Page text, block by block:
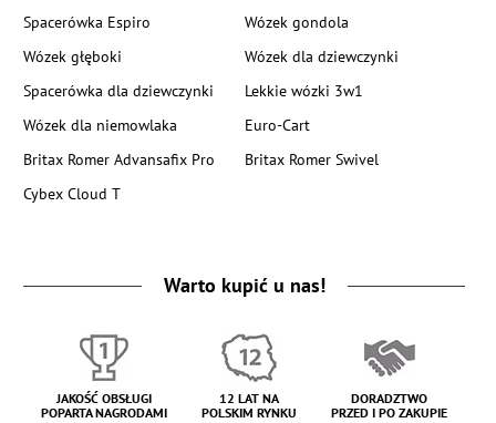
Spacerówka Espiro
Wózek gondola
Wózek głęboki
Wózek dla dziewczynki
Spacerówka dla dziewczynki
Lekkie wózki 3w1
Wózek dla niemowlaka
Euro-Cart
Britax Romer Advansafix Pro
Britax Romer Swivel
Cybex Cloud T
Warto kupić u nas!
JAKOŚĆ OBSŁUGI
POPARTA NAGRODAMI
12 LAT NA
POLSKIM RYNKU
DORADZTWO
PRZED I PO ZAKUPIE